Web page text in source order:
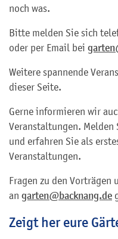
noch was.
Bitte melden Sie sich
oder per Email bei
Weitere spannende
dieser Seite.
Gerne informieren wir
Veranstaltungen. Melden
und erfahren Sie als
Veranstaltungen.
Fragen zu den Vorträgen
an garten@backnang.de
Zeigt her eure